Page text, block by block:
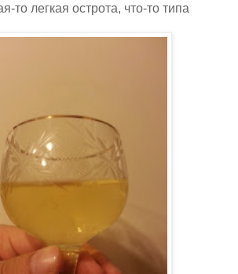
то легкая острота, что-то типа